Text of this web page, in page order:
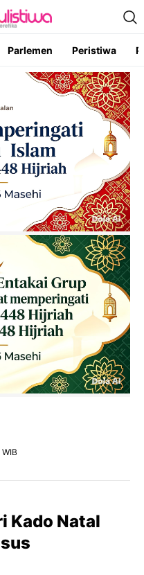
Parlemen Peristiwa
Kado Natal